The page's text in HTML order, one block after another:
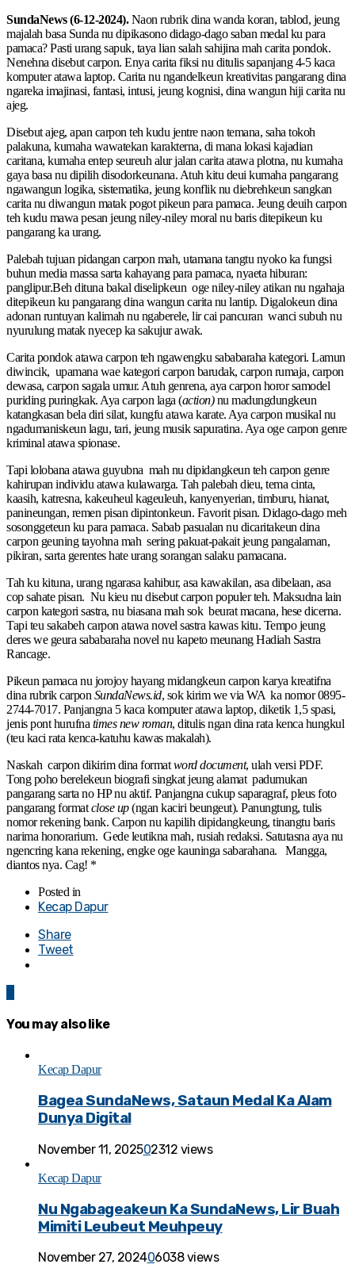
SundaNews (6-12-2024).Naon rubrik dina wanda koran, tablod, jeung
majalah basa Sunda nu dipikasono didago-dago saban medal ku para
pamaca? Pasti urang sapuk, taya lian salah sahijina mah carita pondok.
Nenehna disebut carpon. Enya carita fiksi nu ditulis sapanjang 4-5 kaca
komputer atawa laptop. Carita nu ngandelkeun kreativitas pangarang dina
ngareka imajinasi, fantasi, intusi, jeung kognisi, dina wangun hiji carita nu
ajeg.
Disebut ajeg, apan carpon teh kudu jentre naon temana, saha tokoh
palakuna, kumaha wawatekan karakterna, di mana lokasi kajadian
caritana, kumaha entep seureuh alur jalan carita atawa plotna, nu kumaha
gaya basa nu dipilih disodorkeunana. Atuh kitu deui kumaha pangarang
ngawangun logika, sistematika, jeung konflik nu diebrehkeun sangkan
carita nu diwangun matak pogot pikeun para pamaca. Jeung deuih carpon
teh kudu mawa pesan jeung niley-niley moral nu baris ditepikeun ku
pangarang ka urang.
Palebah tujuan pidangan carpon mah, utamana tangtu nyoko ka fungsi
buhun media massa sarta kahayang para pamaca, nyaeta hiburan:
panglipur.Beh dituna bakal diselipkeun oge niley-niley atikan nu ngahaja
ditepikeun ku pangarang dina wangun carita nu lantip. Digalokeun dina
adonan runtuyan kalimah nu ngaberele, lir cai pancuran wanci subuh nu
nyurulung matak nyecep ka sakujur awak.
Carita pondok atawa carpon teh ngawengku sababaraha kategori. Lamun
diwincik, upamana wae kategori carpon barudak, carpon rumaja, carpon
dewasa, carpon sagala umur. Atuh genrena, aya carpon horor samodel
puriding puringkak. Aya carpon laga (action)nu madungdungkeun
katangkasan bela diri silat, kungfu atawa karate. Aya carpon musikal nu
ngadumaniskeun lagu, tari, jeung musik sapuratina. Aya oge carpon genre
kriminal atawa spionase.
Tapi lolobana atawa guyubna mah nu dipidangkeun teh carpon genre
kahirupan individu atawa kulawarga. Tah palebah dieu, tema cinta,
kaasih, katresna, kakeuheul kageuleuh, kanyenyerian, timburu, hianat,
panineungan, remen pisan dipintonkeun. Favorit pisan. Didago-dago meh
sosonggeteun ku para pamaca. Sabab pasualan nu dicaritakeun dina
carpon geuning tayohna mah sering pakuat-pakait jeung pangalaman,
pikiran, sarta gerentes hate urang sorangan salaku pamacana.
Tah ku kituna, urang ngarasa kahibur, asa kawakilan, asa dibelaan, asa
cop sahate pisan. Nu kieu nu disebut carpon populer teh. Maksudna lain
carpon kategori sastra, nu biasana mah sok beurat macana, hese dicerna.
Tapi teu sakabeh carpon atawa novel sastra kawas kitu. Tempo jeung
deres we geura sababaraha novel nu kapeto meunang Hadiah Sastra
Rancage.
Pikeun pamaca nu jorojoy hayang midangkeun carpon karya kreatifna
dina rubrik carpon SundaNews.id, sok kirim we via WA ka nomor 0895-
2744-7017. Panjangna 5 kaca komputer atawa laptop, diketik 1,5 spasi,
jenis pont hurufna times new roman, ditulis ngan dina rata kenca hungkul
(teu kaci rata kenca-katuhu kawas makalah).
Naskah carpon dikirim dina formatword document, ulah versi PDF.
Tong poho berelekeun biografi singkat jeung alamat padumukan
pangarang sarta no HP nu aktif. Panjangna cukup saparagraf, pleus foto
pangarang formatclose up(ngan kaciri beungeut). Panungtung, tulis
nomor rekening bank. Carpon nu kapilih dipidangkeung, tinangtu baris
narima honorarium. Gede leutikna mah, rusiah redaksi. Satutasna aya nu
ngencring kana rekening, engke oge kauninga sabarahana. Mangga,
diantos nya. Cag! *
Posted in
Kecap Dapur
Share
Tweet
You may also like
Kecap Dapur
Bagea SundaNews, Sataun Medal Ka Alam
Dunya Digital
November 11, 202502312 views
Kecap Dapur
Nu Ngabageakeun Ka SundaNews, Lir Buah
Mimiti Leubeut Meuhpeuy
November 27, 202406038 views